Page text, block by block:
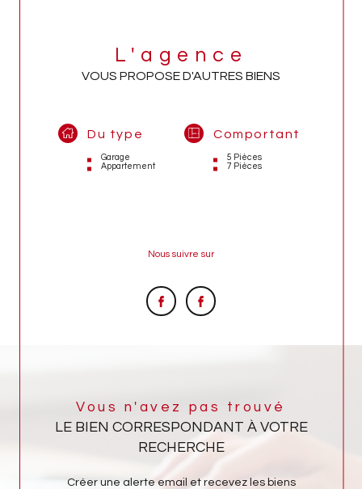
L'agence
VOUS PROPOSE D'AUTRES BIENS
Du type
Garage
Appartement
Comportant
5 Pièces
7 Pièces
Nous suivre sur
Vous n'avez pas trouvé
LE BIEN CORRESPONDANT À VOTRE
RECHERCHE
Créer une alerte email et recevez les biens